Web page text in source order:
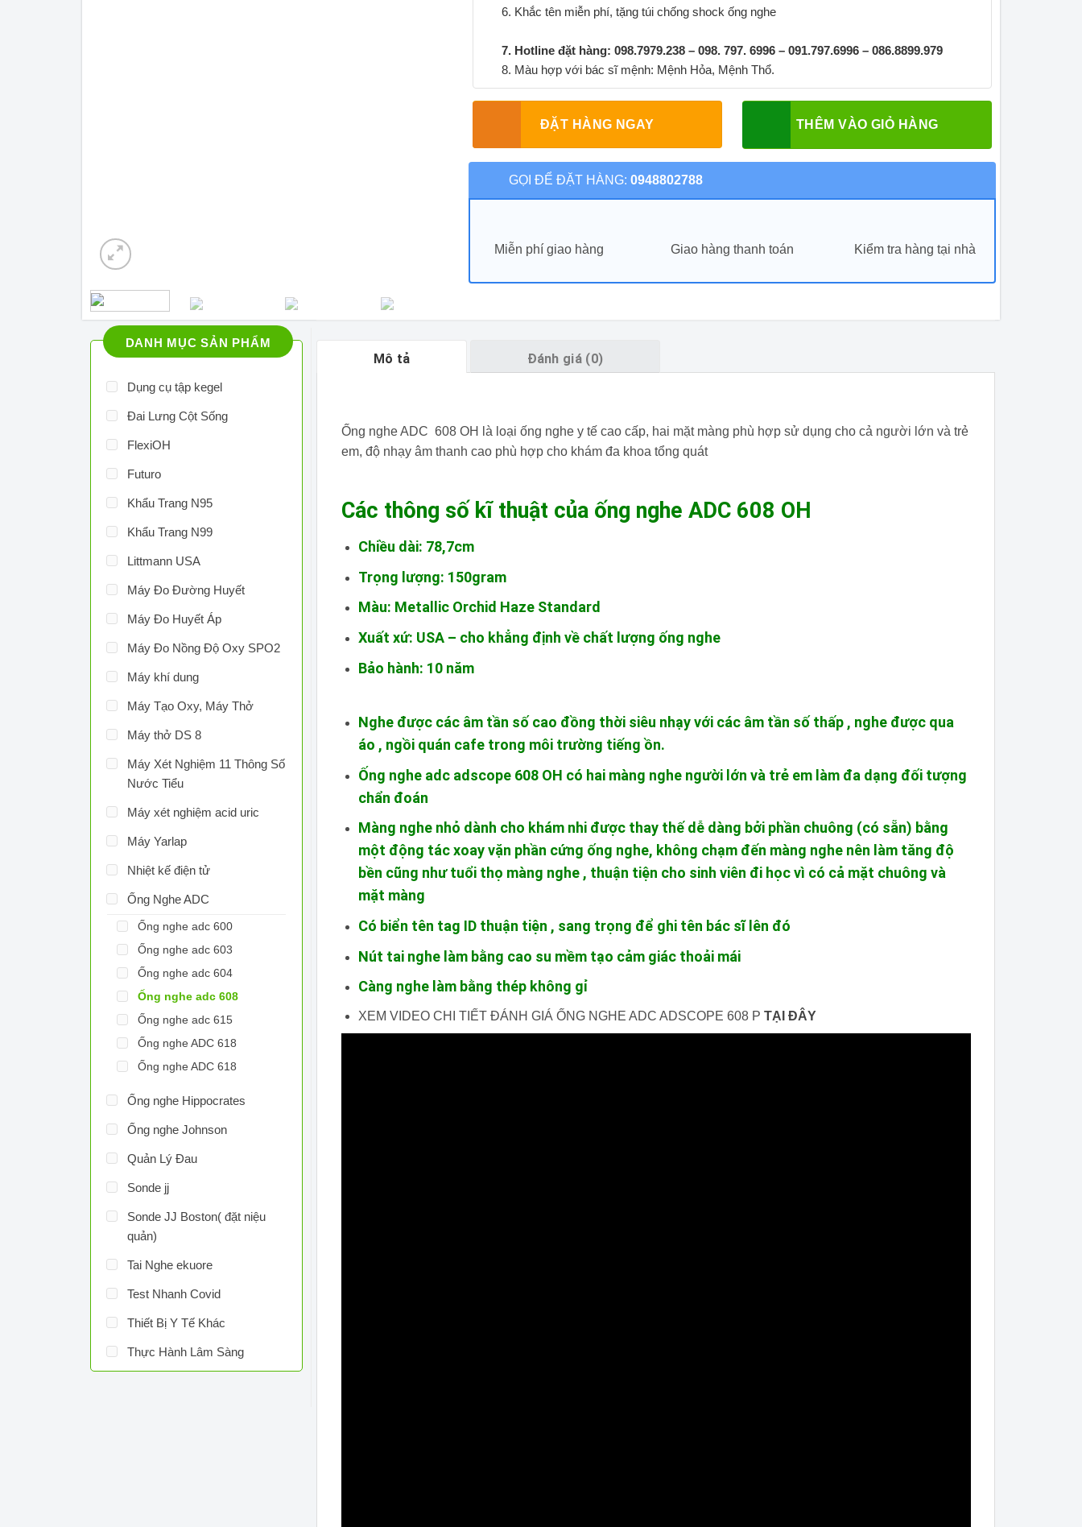
6. Khắc tên miễn phí, tặng túi chống shock ống nghe
7. Hotline đặt hàng: 098.7979.238 – 098. 797. 6996 – 091.797.6996 – 086.8899.979
8. Màu hợp với bác sĩ mệnh: Mệnh Hỏa, Mệnh Thổ.
ĐẶT HÀNG NGAY THÊM VÀO GIỎ HÀNG
GỌI ĐỂ ĐẶT HÀNG: 0948802788
Miễn phí giao hàng Giao hàng thanh toán Kiểm tra hàng tại nhà
DANH MỤC SẢN PHẨM
Dụng cụ tập kegel
Đai Lưng Cột Sống
FlexiOH
Futuro
Khẩu Trang N95
Khẩu Trang N99
Littmann USA
Máy Đo Đường Huyết
Máy Đo Huyết Áp
Máy Đo Nồng Độ Oxy SPO2
Máy khí dung
Máy Tạo Oxy, Máy Thở
Máy thở DS 8
Máy Xét Nghiệm 11 Thông Số
Nước Tiểu
Máy xét nghiệm acid uric
Máy Yarlap
Nhiệt kế điện tử
Ống Nghe ADC
Ống nghe adc 600
Ống nghe adc 603
Ống nghe adc 604
Ống nghe adc 608
Ống nghe adc 615
Ống nghe ADC 618
Ống nghe ADC 618
Ống nghe Hippocrates
Ống nghe Johnson
Quản Lý Đau
Sonde jj
Sonde JJ Boston( đặt niệu
quản)
Tai Nghe ekuore
Test Nhanh Covid
Thiết Bị Y Tế Khác
Thực Hành Lâm Sàng
Mô tả Đánh giá (0)
Ống nghe ADC 608 OH là loại ống nghe y tế cao cấp, hai mặt màng phù hợp sử dụng cho cả người lớn và trẻ
em, độ nhạy âm thanh cao phù hợp cho khám đa khoa tổng quát
Các thông số kĩ thuật của ống nghe ADC 608 OH
Chiều dài: 78,7cm
Trọng lượng: 150gram
Màu: Metallic Orchid Haze Standard
Xuất xứ: USA – cho khẳng định về chất lượng ống nghe
Bảo hành: 10 năm
Nghe được các âm tần số cao đồng thời siêu nhạy với các âm tần số thấp , nghe được qua
áo , ngồi quán cafe trong môi trường tiếng ồn.
Ống nghe adc adscope 608 OH có hai màng nghe người lớn và trẻ em làm đa dạng đối tượng
chẩn đoán
Màng nghe nhỏ dành cho khám nhi được thay thế dễ dàng bởi phần chuông (có sẵn) bằng
một động tác xoay vặn phần cứng ống nghe, không chạm đến màng nghe nên làm tăng độ
bền cũng như tuổi thọ màng nghe , thuận tiện cho sinh viên đi học vì có cả mặt chuông và
mặt màng
Có biển tên tag ID thuận tiện , sang trọng để ghi tên bác sĩ lên đó
Nút tai nghe làm bằng cao su mềm tạo cảm giác thoải mái
Càng nghe làm bằng thép không gỉ
XEM VIDEO CHI TIẾT ĐÁNH GIÁ ỐNG NGHE ADC ADSCOPE 608 P TẠI ĐÂY